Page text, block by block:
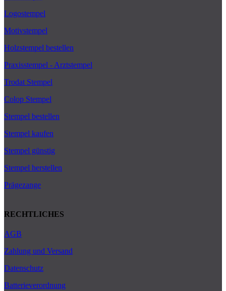
Logostempel
Motivstempel
Holzstempel bestellen
Praxisstempel - Arztstempel
Trodat Stempel
Colop Stempel
Stempel bestellen
Stempel kaufen
Stempel günstig
Stempel herstellen
Prägezange
RECHTLICHES
AGB
Zahlung und Versand
Datenschutz
Batterieverordnung